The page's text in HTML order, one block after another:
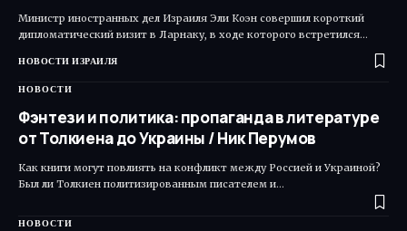
Министр иностранных дел Израиля Эли Коэн совершил короткий
дипломатический визит в Ларнаку, в ходе которого встретился…
НОВОСТИ ИЗРАИЛЯ
НОВОСТИ
Фэнтези и политика: пропаганда в литературе
от Толкиена до Украины / Ник Перумов
Как книги могут повлиять на конфликт между Россией и Украиной?
Был ли Толкиен политизированным писателем и…
НОВОСТИ